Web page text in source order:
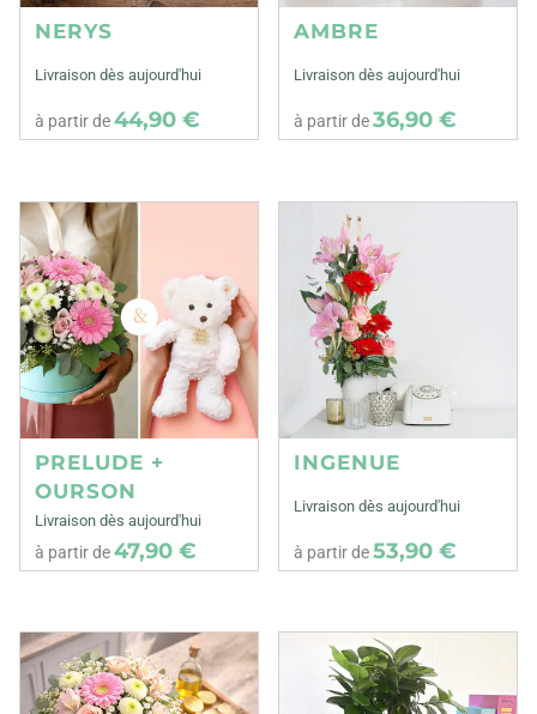
NERYS
Livraison dès aujourd'hui
à partir de44,90 €
AMBRE
Livraison dès aujourd'hui
à partir de36,90 €
PRELUDE +
OURSON
Livraison dès aujourd'hui
à partir de47,90 €
INGENUE
Livraison dès aujourd'hui
à partir de53,90 €